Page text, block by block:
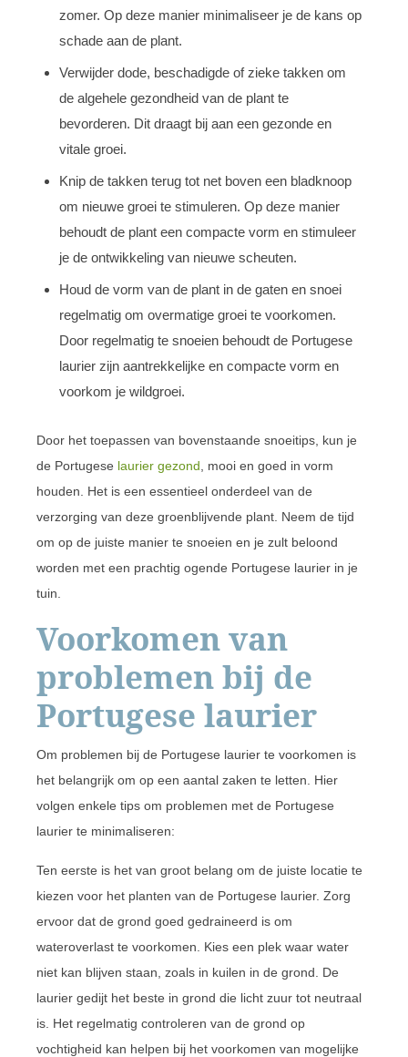
zomer. Op deze manier minimaliseer je de kans op
schade aan de plant.
Verwijder dode, beschadigde of zieke takken om
de algehele gezondheid van de plant te
bevorderen. Dit draagt bij aan een gezonde en
vitale groei.
Knip de takken terug tot net boven een bladknoop
om nieuwe groei te stimuleren. Op deze manier
behoudt de plant een compacte vorm en stimuleer
je de ontwikkeling van nieuwe scheuten.
Houd de vorm van de plant in de gaten en snoei
regelmatig om overmatige groei te voorkomen.
Door regelmatig te snoeien behoudt de Portugese
laurier zijn aantrekkelijke en compacte vorm en
voorkom je wildgroei.
Door het toepassen van bovenstaande snoeitips, kun je
de Portugese laurier gezond , mooi en goed in vorm
houden. Het is een essentieel onderdeel van de
verzorging van deze groenblijvende plant. Neem de tijd
om op de juiste manier te snoeien en je zult beloond
worden met een prachtig ogende Portugese laurier in je
tuin.
Voorkomen van
problemen bij de
Portugese laurier
Om problemen bij de Portugese laurier te voorkomen is
het belangrijk om op een aantal zaken te letten. Hier
volgen enkele tips om problemen met de Portugese
laurier te minimaliseren:
Ten eerste is het van groot belang om de juiste locatie te
kiezen voor het planten van de Portugese laurier. Zorg
ervoor dat de grond goed gedraineerd is om
wateroverlast te voorkomen. Kies een plek waar water
niet kan blijven staan, zoals in kuilen in de grond. De
laurier gedijt het beste in grond die licht zuur tot neutraal
is. Het regelmatig controleren van de grond op
vochtigheid kan helpen bij het voorkomen van mogelijke